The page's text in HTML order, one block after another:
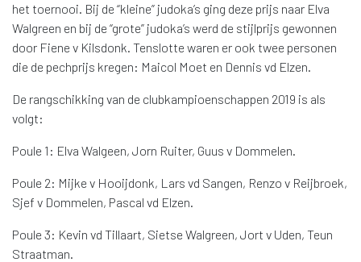
het toernooi. Bij de “kleine” judoka’s ging deze prijs naar Elva
Walgreen en bij de “grote” judoka’s werd de stijlprijs gewonnen
door Fiene v Kilsdonk. Tenslotte waren er ook twee personen
die de pechprijs kregen: Maicol Moet en Dennis vd Elzen.
De rangschikking van de clubkampioenschappen 2019 is als
volgt:
Poule 1: Elva Walgeen, Jorn Ruiter, Guus v Dommelen.
Poule 2: Mijke v Hooijdonk, Lars vd Sangen, Renzo v Reijbroek,
Sjef v Dommelen, Pascal vd Elzen.
Poule 3: Kevin vd Tillaart, Sietse Walgreen, Jort v Uden, Teun
Straatman.